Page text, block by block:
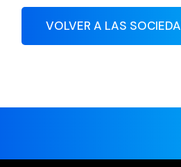
VOLVER A LAS